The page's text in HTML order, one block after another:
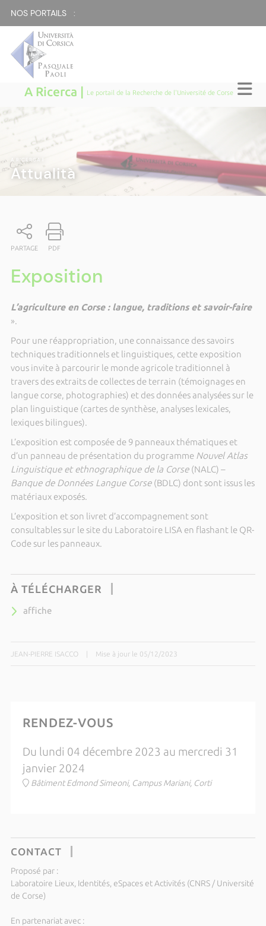
NOS PORTAILS :
A Ricerca | Le portail de la Recherche de l'Université de Corse
A RICERCA
Attualità
PARTAGE PDF
Exposition
L’agriculture en Corse : langue, traditions et savoir-faire
».
Pour une réappropriation, une connaissance des savoirs
techniques traditionnels et linguistiques, cette exposition
vous invite à parcourir le monde agricole traditionnel à
travers des extraits de collectes de terrain (témoignages en
langue corse, photographies) et des données analysées sur le
plan linguistique (cartes de synthèse, analyses lexicales,
lexiques bilingues).
L’exposition est composée de 9 panneaux thématiques et
d’un panneau de présentation du programme Nouvel Atlas
Linguistique et ethnographique de la Corse (NALC) –
Banque de Données Langue Corse (BDLC) dont sont issus les
matériaux exposés.
L’exposition et son livret d’accompagnement sont
consultables sur le site du Laboratoire LISA en flashant le QR-
Code sur les panneaux.
À TÉLÉCHARGER
affiche
JEAN-PIERRE ISACCO Mise à jour le 05/12/2023
RENDEZ-VOUS
Du lundi 04 décembre 2023 au mercredi 31
janvier 2024
Bâtiment Edmond Simeoni, Campus Mariani, Corti
CONTACT
Proposé par :
Laboratoire Lieux, Identités, eSpaces et Activités (CNRS / Université
de Corse)
En partenariat avec :